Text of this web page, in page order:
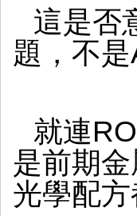
這是否
題，不
就連
是前期
光學配